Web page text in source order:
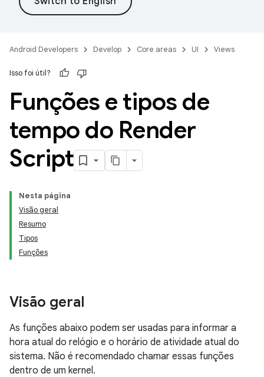
Android Developers Develop Core areas UI Views
Isso foi útil?
Funções e tipos de
tempo do Render
Script
Nesta página
Visão geral
Resumo
Tipos
Funções
Visão geral
As funções abaixo podem ser usadas para informar a
hora atual do relógio e o horário de atividade atual do
sistema. Não é recomendado chamar essas funções
dentro de um kernel.